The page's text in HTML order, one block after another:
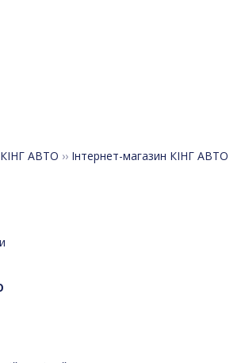
КІНГ АВТО ›› Інтернет-магазин КІНГ АВТО